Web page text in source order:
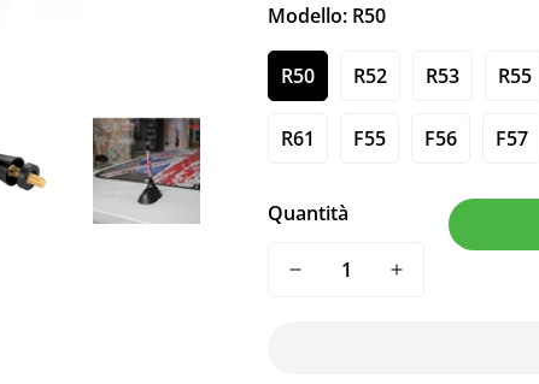
Modello: R50
R50 R52 R53 R55
R61 F55 F56 F57
Quantità